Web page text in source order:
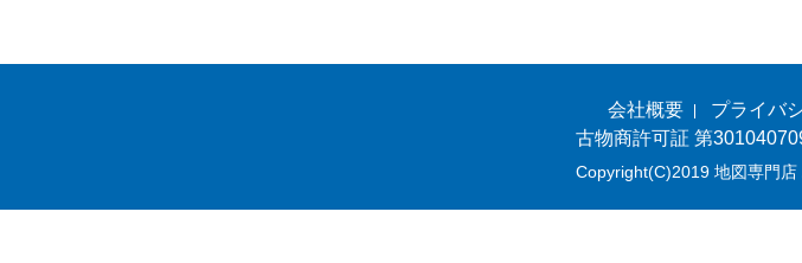
会社概要 プライバ
古物商許可証 第
Copyright(C)2019 地図専門